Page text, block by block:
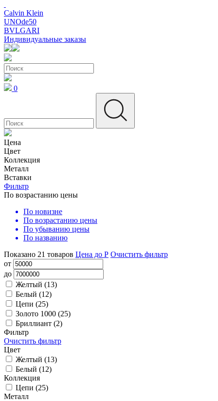
Calvin Klein
UNOde50
BVLGARI
Индивидуальные заказы
0
Цена
Цвет
Коллекция
Металл
Вставки
Фильтр
По возрастанию цены
По новизне
По возрастанию цены
По убыванию цены
По названию
Показано 21 товаров Цена до Р Очистить фильтр
от
до
Желтый (13)
Белый (12)
Цепи (25)
Золото 1000 (25)
Бриллиант (2)
Фильтр
Очистить фильтр
Цвет
Желтый (13)
Белый (12)
Коллекция
Цепи (25)
Металл